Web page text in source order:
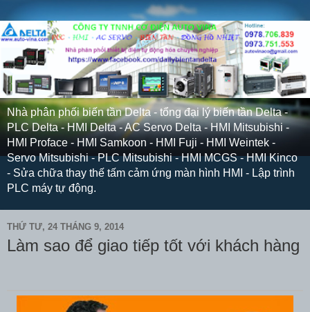
Nhà phân phối biến tần Delta - tổng đại lý biến tần Delta -
PLC Delta - HMI Delta - AC Servo Delta - HMI Mitsubishi -
HMI Proface - HMI Samkoon - HMI Fuji - HMI Weintek -
Servo Mitsubishi - PLC Mitsubishi - HMI MCGS - HMI Kinco
- Sửa chữa thay thế tấm cảm ứng màn hình HMI - Lập trình
PLC máy tự động.
THỨ TƯ, 24 THÁNG 9, 2014
Làm sao để giao tiếp tốt với khách hàng